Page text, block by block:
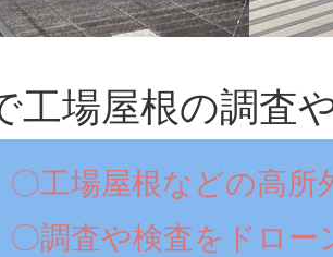
工場屋根の調査
〇工場屋根などの高所
〇調査や検査をドロー